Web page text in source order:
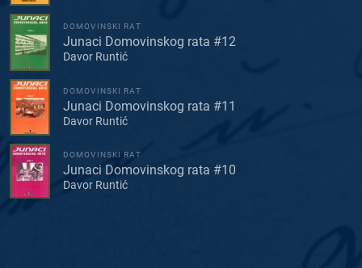
DOMOVINSKI RAT
Junaci Domovinskog rata #12
Davor Runtić
DOMOVINSKI RAT
Junaci Domovinskog rata #11
Davor Runtić
DOMOVINSKI RAT
Junaci Domovinskog rata #10
Davor Runtić